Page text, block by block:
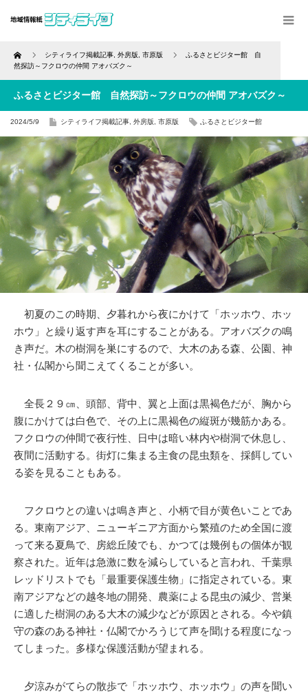
Home シティライフ掲載記事 外房版 市原版
ふるさとビジター館 自
然探訪～フクロウの仲間 アオバズク～
ふるさとビジター館 自然探訪～フクロウの仲間 アオバズク～
2024/5/9 シティライフ掲載記事 外房版 市原版 ふるさとビジター館
初夏のこの時期、夕暮れから夜にかけて「ホッホウ、ホッ
ホウ」と繰り返す声を耳にすることがある。アオバズクの鳴
き声だ。木の樹洞を巣にするので、大木のある森、公園、神
社・仏閣から聞こえてくることが多い。
全長２９㎝、頭部、背中、翼と上面は黒褐色だが、胸から
腹にかけては白色で、その上に黒褐色の縦斑が幾筋かある。
フクロウの仲間で夜行性、日中は暗い林内や樹洞で休息し、
夜間に活動する。街灯に集まる主食の昆虫類を、採餌してい
る姿を見ることもある。
フクロウとの違いは鳴き声と、小柄で目が黄色いことであ
る。東南アジア、ニューギニア方面から繁殖のため全国に渡
って来る夏鳥で、房総丘陵でも、かつては幾例もの個体が観
察された。近年は急激に数を減らしていると言われ、千葉県
レッドリストでも「最重要保護生物」に指定されている。東
南アジアなどの越冬地の開発、農薬による昆虫の減少、営巣
に適した樹洞のある大木の減少などが原因とされる。今や鎮
守の森のある神社・仏閣でかろうじて声を聞ける程度になっ
てしまった。多様な保護活動が望まれる。
夕涼みがてらの散歩で「ホッホウ、ホッホウ」の声を聞い